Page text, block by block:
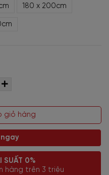
180 x 200cm
giỏ hàng
ngay
SUẤT 0%
hàng trên 3 triệu